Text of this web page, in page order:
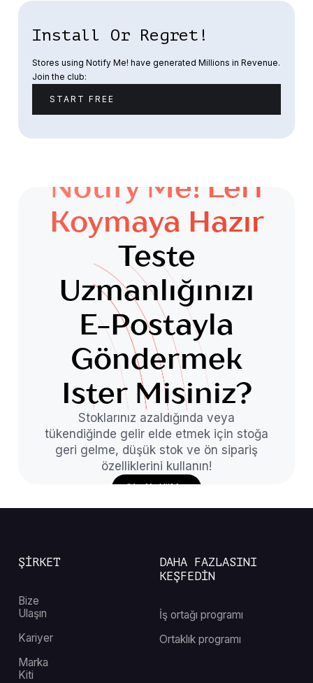
Install Or Regret!
Stores using Notify Me! have generated Millions in Revenue.
Join the club:
START FREE
Notify Me!'leri
Koymaya Hazır
Teste
Uzmanlığınızı
E-Postayla
Göndermek
Ister Misiniz?
Stoklarınız azaldığında veya
tükendiğinde gelir elde etmek için stoğa
geri gelme, düşük stok ve ön sipariş
özelliklerini kullanın!
Şimdi Yükle
ŞİRKET
Bize
Ulaşın
Kariyer
Marka
Kiti
DAHA FAZLASINI
KEŞFEDİN
İş ortağı programı
Ortaklık programı